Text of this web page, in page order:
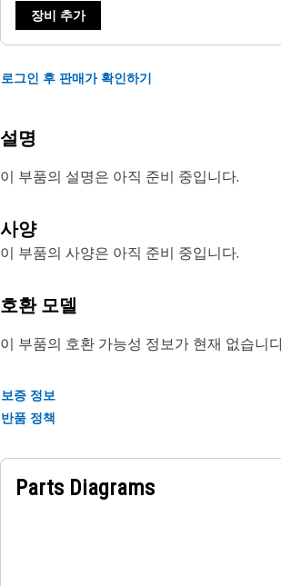
장비 추가
로그인 후 판매가 확인하기
설명
이 부품의 설명은 아직 준비 중입니다.
사양
이 부품의 사양은 아직 준비 중입니다.
호환 모델
이 부품의 호환 가능성 정보가 현재 없습니
보증 정보
반품 정책
Parts Diagrams